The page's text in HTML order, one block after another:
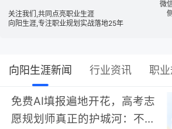
微
关注我们,共同点亮职业生涯
向阳生涯,专注职业规划实战落地25年
向阳生涯新闻 行业资讯 职业
免费AI填报遍地开花，高考志
愿规划师真正的护城河：不靠